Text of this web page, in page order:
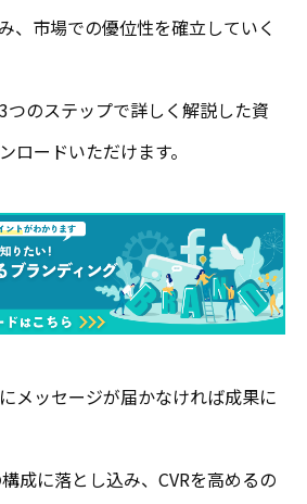
、市場での優位性を確立していく
つのステップで詳しく解説した資
ロードいただけます。
メッセージが届かなければ成果に
成に落とし込み、CVRを高めるの